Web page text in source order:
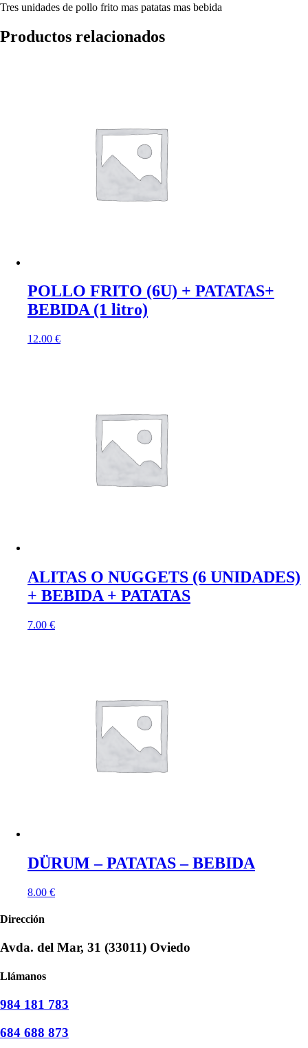
Tres unidades de pollo frito mas patatas mas bebida
Productos relacionados
POLLO FRITO (6U) + PATATAS+
BEBIDA (1 litro)
12.00 €
ALITAS O NUGGETS (6 UNIDADES)
+ BEBIDA + PATATAS
7.00 €
DÜRUM – PATATAS – BEBIDA
8.00 €
Dirección
Avda. del Mar, 31 (33011) Oviedo
Llámanos
984 181 783
684 688 873